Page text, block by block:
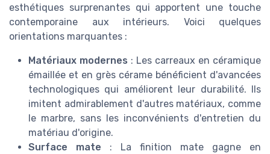
esthétiques surprenantes qui apportent une touche
contemporaine aux intérieurs. Voici quelques
orientations marquantes :
Matériaux modernes : Les carreaux en céramique
émaillée et en grès cérame bénéficient d'avancées
technologiques qui améliorent leur durabilité. Ils
imitent admirablement d'autres matériaux, comme
le marbre, sans les inconvénients d'entretien du
matériau d'origine.
Surface mate : La finition mate gagne en